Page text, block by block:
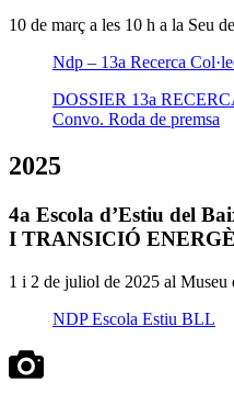
10 de març a les 10 h a la Seu
Ndp – 13a Recerca
DOSSIER 13a
Convo. Roda de premsa
2025
4a Escola d’Estiu del
I TRANSICIÓ
1 i 2 de juliol de 2025 al Museu
NDP Escola Estiu BLL